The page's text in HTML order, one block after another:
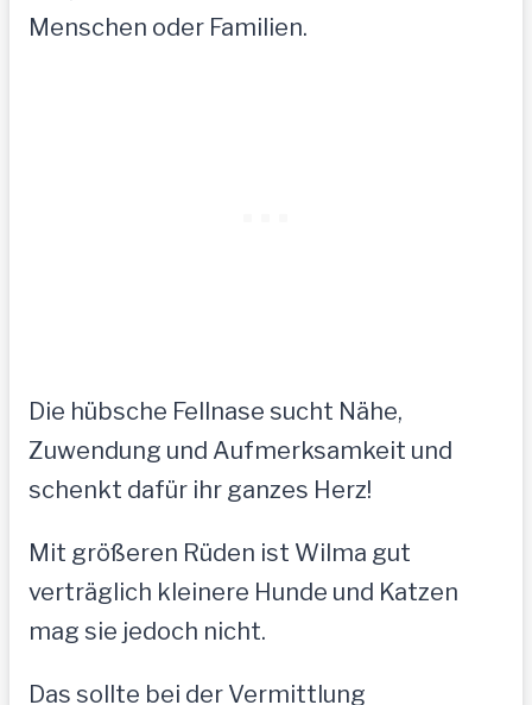
Menschen oder Familien.
Die hübsche Fellnase sucht Nähe,
Zuwendung und Aufmerksamkeit und
schenkt dafür ihr ganzes Herz!
Mit größeren Rüden ist Wilma gut
verträglich kleinere Hunde und Katzen
mag sie jedoch nicht.
Das sollte bei der Vermittlung